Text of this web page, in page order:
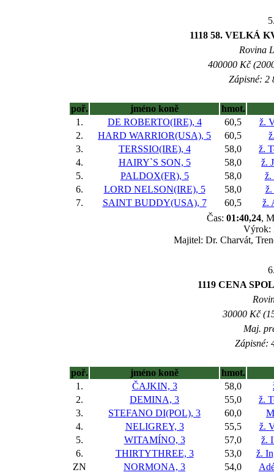
1118 58. VELKÁ
Rovina
400000 Kč
Zápisné: 2
poř. jméno koně
hmot.
1.
DE ROBERTO(IRE), 4 60,5
ž.
2.
HARD WARRIOR(USA), 5 60,5
3.
TERSSIO(IRE), 4 58,0
ž.
4.
HAIRY`S SON, 5 58,0
ž.
5.
PALDOX(FR), 5 58,0
ž.
6.
LORD NELSON(IRE), 5 58,0
7.
SAINT BUDDY(USA), 7 60,5
ž.
Čas: 01:40,24,
Výrok:
Majitel: Dr. Charvát,
1119 CENA
30000 Kč
Maj.
Zápisné:
poř. jméno koně
hmot.
1.
ČAJKIN, 3 58,0
2.
DEMINA, 3 55,0
ž.
3.
STEFANO DI(POL), 3 60,0
4.
NELIGREY, 3 55,5
ž.
5.
WITAMÍNO, 3 57,0
ž.
6.
THIRTYTHREE, 3 53,0
ž.
ZN
NORMONA, 3 54,0